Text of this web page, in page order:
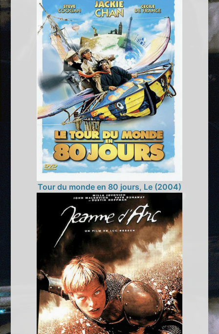
Tour du monde en 80 jours, Le (2004)